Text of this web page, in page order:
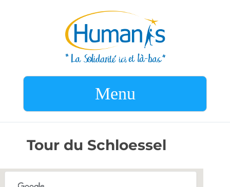
Menu
Tour du Schloessel